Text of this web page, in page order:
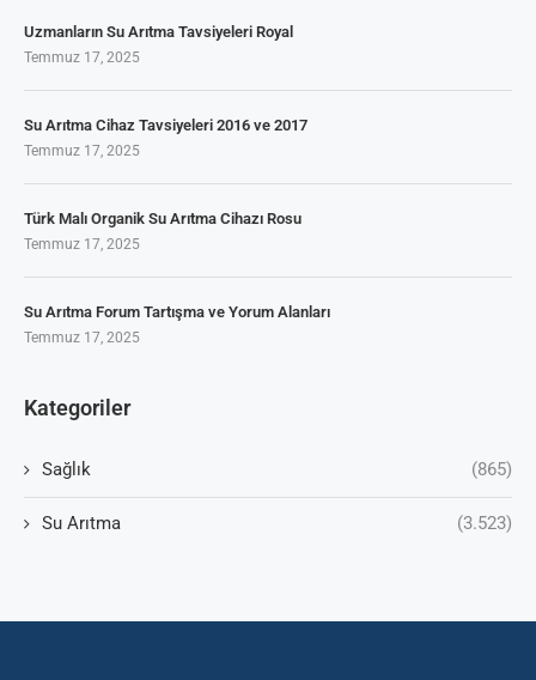
Uzmanların Su Arıtma Tavsiyeleri Royal
Temmuz 17, 2025
Su Arıtma Cihaz Tavsiyeleri 2016 ve 2017
Temmuz 17, 2025
Türk Malı Organik Su Arıtma Cihazı Rosu
Temmuz 17, 2025
Su Arıtma Forum Tartışma ve Yorum Alanları
Temmuz 17, 2025
Kategoriler
Sağlık (865)
Su Arıtma (3.523)